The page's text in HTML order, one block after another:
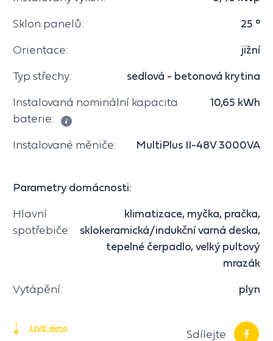
Sklon panelů: 25 °
Orientace: jižní
Typ střechy: sedlová - betonová krytina
Instalovaná nominální kapacita
baterie:
10,65 kWh
Instalované měniče: MultiPlus II-48V 3000VA
Parametry domácnosti:
Hlavní
spotřebiče:
klimatizace, myčka, pračka,
sklokeramická/indukční varná deska,
tepelné čerpadlo, velký pultový
mrazák
Vytápění: plyn
LIVE data Sdílejte